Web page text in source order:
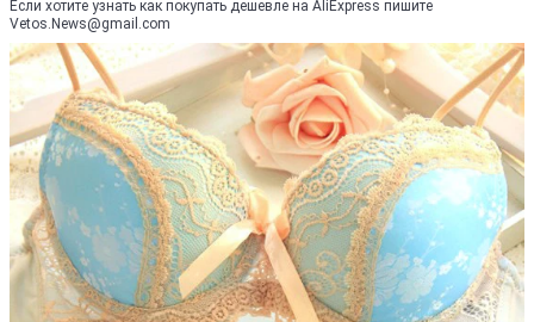
Если хотите узнать как покупать дешевле на АliExpress пишите
Vetos.News@gmail.com